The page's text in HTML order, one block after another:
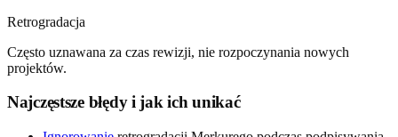
Retrogradacja
Często uznawana za czas rewizji, nie rozpoczynania nowych
projektów.
Najczęstsze błędy i jak ich unikać